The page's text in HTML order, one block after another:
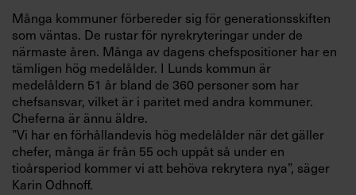
Många kommuner förbereder sig för generationsskiften
som väntas. De rustar för nyrekryteringar under de
närmaste åren. Många av dagens chefspositioner har en
tämligen hög medelålder. I Lunds kommun är
medelåldern 51 år bland de 360 personer som har
chefsansvar, vilket är i paritet med andra kommuner.
Cheferna är ännu äldre.
”Vi har en förhållandevis hög medelålder när det gäller
chefer, många är från 55 och uppåt så under en
tioårsperiod kommer vi att behöva rekrytera nya”, säger
Karin Odhnoff.